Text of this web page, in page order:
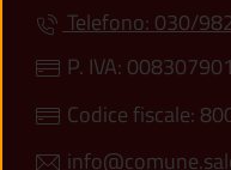
Telefono: 030/
P. IVA:
Codice fiscale: